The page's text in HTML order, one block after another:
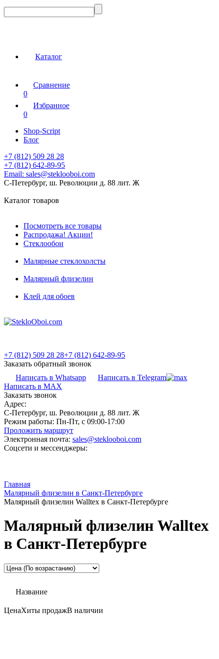
Каталог
Сравнение
0
Избранное
0
Shop-Script
Блог
+7 (812) 509 28 28
+7 (812) 642-89-95
Email: sales@steklooboi.com
С-Петербург, ш. Революции д. 88 лит. Ж
Каталог товаров
Посмотреть все товары
Распродажа! Акции!
Стеклообои
Малярные стеклохолсты
Малярный флизелин
Клей для обоев
+7 (812) 509 28 28+7 (812) 642-89-95
Заказать обратный звонок
Написать в Whatsapp
Написать в Telegram
Написать в MAX
Заказать звонок
Адрес:
С-Петербург, ш. Революции д. 88 лит. Ж
Режим работы: Пн-Пт, с 09:00-17:00
Проложить маршрут
Электронная почта: sales@steklooboi.com
Соцсети и мессенджеры:
Главная
Малярный флизелин в Санкт-Петербурге
Малярный флизелин Walltex в Санкт-Петербурге
Малярный флизелин Walltex
в Санкт-Петербурге
Название
ЦенаХиты продажВ наличии